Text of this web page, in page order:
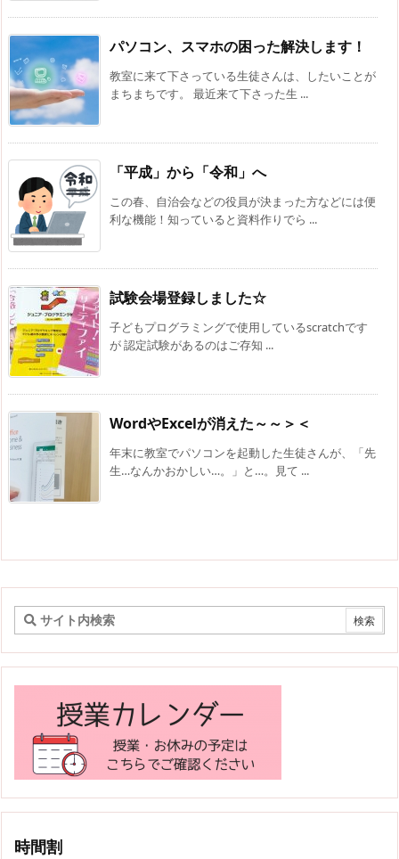
パソコン、スマホの困った解決します！
教室に来て下さっている生徒さんは、したいことが
まちまちです。 最近来て下さった生 ...
「平成」から「令和」へ
この春、自治会などの役員が決まった方などには便
利な機能！知っていると資料作りでら ...
試験会場登録しました☆
子どもプログラミングで使用しているscratchです
が 認定試験があるのはご存知 ...
WordやExcelが消えた～～＞＜
年末に教室でパソコンを起動した生徒さんが、「先
生…なんかおかしい…。」と…。見て ...
時間割